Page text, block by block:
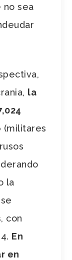
no sea
la
(militares
la
con
En
en